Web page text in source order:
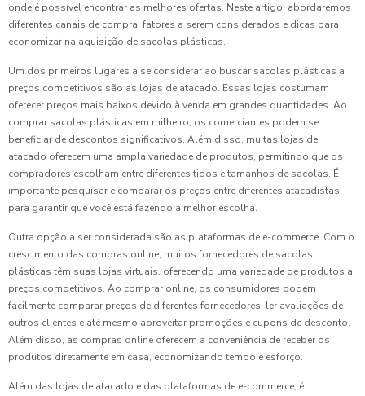
onde é possível encontrar as melhores ofertas. Neste artigo, abordaremos
diferentes canais de compra, fatores a serem considerados e dicas para
economizar na aquisição de sacolas plásticas.
Um dos primeiros lugares a se considerar ao buscar sacolas plásticas a
preços competitivos são as lojas de atacado. Essas lojas costumam
oferecer preços mais baixos devido à venda em grandes quantidades. Ao
comprar sacolas plásticas em milheiro, os comerciantes podem se
beneficiar de descontos significativos. Além disso, muitas lojas de
atacado oferecem uma ampla variedade de produtos, permitindo que os
compradores escolham entre diferentes tipos e tamanhos de sacolas. É
importante pesquisar e comparar os preços entre diferentes atacadistas
para garantir que você está fazendo a melhor escolha.
Outra opção a ser considerada são as plataformas de e-commerce. Com o
crescimento das compras online, muitos fornecedores de sacolas
plásticas têm suas lojas virtuais, oferecendo uma variedade de produtos a
preços competitivos. Ao comprar online, os consumidores podem
facilmente comparar preços de diferentes fornecedores, ler avaliações de
outros clientes e até mesmo aproveitar promoções e cupons de desconto.
Além disso, as compras online oferecem a conveniência de receber os
produtos diretamente em casa, economizando tempo e esforço.
Além das lojas de atacado e das plataformas de e-commerce, é